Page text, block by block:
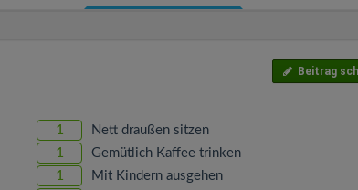
Beitrag
1 Nett draußen sitzen
1 Gemütlich Kaffee trinken
1 Mit Kindern ausgehen